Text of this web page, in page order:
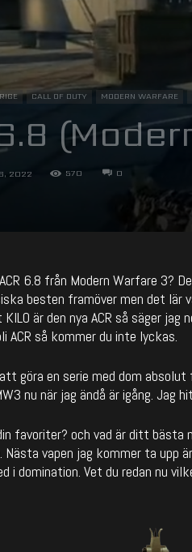
CALL OF DUTY MODERN WARFARE
2022 570 0
6.8 från Modern Warfare 3?
besten framöver men det lär
är den nya ACR så säger jag
ACR så kommer du inte lyckas.
göra en serie med dom
nu när jag ändå är igång.
favoriter? och vad är ditt bästa
vapen jag kommer ta upp
i domination. Vet du redan nu